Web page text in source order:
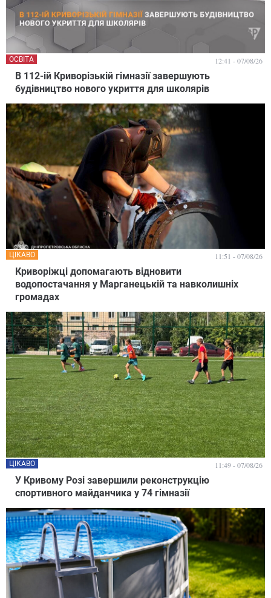
В 112-ій Криворізькій гімназії завершують
будівництво нового укриття для школярів
ОСВІТА 12:41 - 07/08/26
Криворіжці допомагають відновити
водопостачання у Марганецькій та навколишніх
громадах
ЦІКАВО 11:51 - 07/08/26
У Кривому Розі завершили реконструкцію
спортивного майданчика у 74 гімназії
ЦІКАВО 11:49 - 07/08/26